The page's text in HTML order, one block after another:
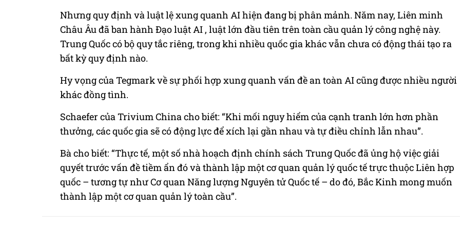
Nhưng quy định và luật lệ xung quanh AI hiện đang bị phân mảnh. Năm nay, Liên minh
Châu Âu đã ban hành Đạo luật AI , luật lớn đầu tiên trên toàn cầu quản lý công nghệ này.
Trung Quốc có bộ quy tắc riêng, trong khi nhiều quốc gia khác vẫn chưa có động thái tạo ra
bất kỳ quy định nào.
Hy vọng của Tegmark về sự phối hợp xung quanh vấn đề an toàn AI cũng được nhiều người
khác đồng tình.
Schaefer của Trivium China cho biết: “Khi mối nguy hiểm của cạnh tranh lớn hơn phần
thưởng, các quốc gia sẽ có động lực để xích lại gần nhau và tự điều chỉnh lẫn nhau”.
Bà cho biết: “Thực tế, một số nhà hoạch định chính sách Trung Quốc đã ủng hộ việc giải
quyết trước vấn đề tiềm ẩn đó và thành lập một cơ quan quản lý quốc tế trực thuộc Liên hợp
quốc – tương tự như Cơ quan Năng lượng Nguyên tử Quốc tế – do đó, Bắc Kinh mong muốn
thành lập một cơ quan quản lý toàn cầu”.